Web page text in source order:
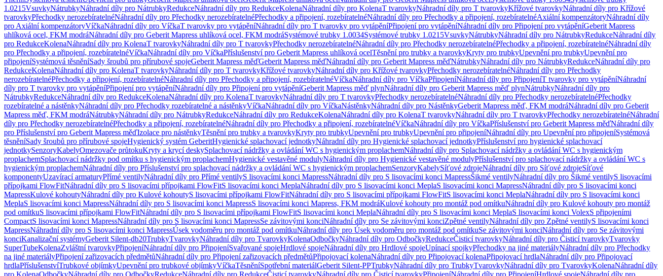
1.0215VsuvkyNátrubkyNáhradní díly pro NátrubkyRedukceNáhradní díly pro RedukceKolenaNáhradní díly pro KolenaT tvarovkyNáhradní díly pro T tvarovkyKřížové tvarovkyNáhradní díly pro Křížové
tvarovkyPřechodky nerozebíratelnéNáhradní díly pro Přechodky nerozebíratelnéPřechodky a připojení, rozebíratelnéNáhradní díly pro Přechodky a připojení, rozebíratelnéAxiální kompenzátoryNáhradní díly
pro Axiální kompenzátoryVíčkaNáhradní díly pro VíčkaT tvarovky pro vytápěníNáhradní díly pro T tvarovky pro vytápěníPřipojení pro vytápěníNáhradní díly pro Připojení pro vytápěníGeberit Mapress
uhlíková ocel, FKM modráNáhradní díly pro Geberit Mapress uhlíková ocel, FKM modráSystémové trubky 1.0034Systémové trubky 1.0215VsuvkyNátrubkyNáhradní díly pro NátrubkyRedukceNáhradní díly
pro RedukceKolenaNáhradní díly pro KolenaT tvarovkyNáhradní díly pro T tvarovkyPřechodky nerozebíratelnéNáhradní díly pro Přechodky nerozebíratelnéPřechodky a připojení, rozebíratelnéNáhradní díly
pro Přechodky a připojení, rozebíratelnéVíčkaNáhradní díly pro VíčkaPříslušenství pro Geberit Mapress uhlíková ocelTěsnění pro trubky a tvarovkyKryty pro trubkyUpevnění pro trubkyUpevnění pro
připojeníSystémová těsněníSady šroubů pro přírubové spojeGeberit Mapress měďGeberit Mapress měďNáhradní díly pro Geberit Mapress měďNátrubkyNáhradní díly pro NátrubkyRedukceNáhradní díly pro
RedukceKolenaNáhradní díly pro KolenaT tvarovkyNáhradní díly pro T tvarovkyKřížové tvarovkyNáhradní díly pro Křížové tvarovkyPřechodky nerozebíratelnéNáhradní díly pro Přechodky
nerozebíratelnéPřechodky a připojení, rozebíratelnéNáhradní díly pro Přechodky a připojení, rozebíratelnéVíčkaNáhradní díly pro VíčkaPřipojeníNáhradní díly pro PřipojeníT tvarovky pro vytápěníNáhradní
díly pro T tvarovky pro vytápěníPřipojení pro vytápěníNáhradní díly pro Připojení pro vytápěníGeberit Mapress měď plynNáhradní díly pro Geberit Mapress měď plynNátrubkyNáhradní díly pro
NátrubkyRedukceNáhradní díly pro RedukceKolenaNáhradní díly pro KolenaT tvarovkyNáhradní díly pro T tvarovkyPřechodky nerozebíratelnéNáhradní díly pro Přechodky nerozebíratelnéPřechodky
rozebíratelné a nástěnkyNáhradní díly pro Přechodky rozebíratelné a nástěnkyVíčkaNáhradní díly pro VíčkaNástěnkyNáhradní díly pro NástěnkyGeberit Mapress měď, FKM modráNáhradní díly pro Geberit
Mapress měď, FKM modráNátrubkyNáhradní díly pro NátrubkyRedukceNáhradní díly pro RedukceKolenaNáhradní díly pro KolenaT tvarovkyNáhradní díly pro T tvarovkyPřechodky nerozebíratelnéNáhradní
díly pro Přechodky nerozebíratelnéPřechodky a připojení, rozebíratelnéNáhradní díly pro Přechodky a připojení, rozebíratelnéVíčkaNáhradní díly pro VíčkaPříslušenství pro Geberit Mapress měďNáhradní díly
pro Příslušenství pro Geberit Mapress měďIzolace pro nástěnkyTěsnění pro trubky a tvarovkyKryty pro trubkyUpevnění pro trubkyUpevnění pro připojeníNáhradní díly pro Upevnění pro připojeníSystémová
těsněníSady šroubů pro přírubové spojeHygienický systém GeberitHygienické splachovací jednotkyNáhradní díly pro Hygienické splachovací jednotkyPříslušenství pro hygienické splachovací
jednotkySenzoryKabelyOmezovače průtokuKryty a krycí deskySplachovací nádržky a ovládání WC s hygienickým proplachemNáhradní díly pro Splachovací nádržky a ovládání WC s hygienickým
proplachemSplachovací nádržky pod omítku s hygienickým proplachemHygienické vestavěné modulyNáhradní díly pro Hygienické vestavěné modulyPříslušenství pro splachovací nádržky a ovládání WC s
hygienickým proplachemNáhradní díly pro Příslušenství pro splachovací nádržky a ovládání WC s hygienickým proplachemSenzoryKabelySíťové zdrojeNáhradní díly pro Síťové zdrojeSíťové
komponentyUzavírací armaturyPřímé ventilyNáhradní díly pro Přímé ventilyS lisovacími konci MapressNáhradní díly pro S lisovacími konci MapressŠikmé ventilyNáhradní díly pro Šikmé ventilyS lisovacími
přípojkami FlowFitNáhradní díly pro S lisovacími přípojkami FlowFitS lisovacími konci MeplaNáhradní díly pro S lisovacími konci MeplaS lisovacími konci MapressNáhradní díly pro S lisovacími konci
MapressKulové kohoutyNáhradní díly pro Kulové kohoutyS lisovacími přípojkami FlowFitNáhradní díly pro S lisovacími přípojkami FlowFitS lisovacími konci MeplaNáhradní díly pro S lisovacími konci
MeplaS lisovacími konci MapressNáhradní díly pro S lisovacími konci MapressS lisovacími konci Mapress, FKM modráKulové kohouty pro montáž pod omítkuNáhradní díly pro Kulové kohouty pro montáž
pod omítkuS lisovacími přípojkami FlowFitNáhradní díly pro S lisovacími přípojkami FlowFitS lisovacími konci MeplaNáhradní díly pro S lisovacími konci MeplaS lisovacími konci VolexS připojeními
CompactS lisovacími konci MapressNáhradní díly pro S lisovacími konci MapressSe závitovými konciNáhradní díly pro Se závitovými konciZpětné ventilyNáhradní díly pro Zpětné ventilyS lisovacími konci
MapressNáhradní díly pro S lisovacími konci MapressÚsek vodoměru pro montáž pod omítkuNáhradní díly pro Úsek vodoměru pro montáž pod omítkuSe závitovými konciNáhradní díly pro Se závitovými
konciKanalizační systémyGeberit Silent-db20TrubkyTvarovkyNáhradní díly pro TvarovkyKolenaOdbočkyNáhradní díly pro OdbočkyRedukceČisticí tvarovkyNáhradní díly pro Čisticí tvarovkyTvarovky
SuperTubeKolenaZvláštní tvarovkyPřipojeníNáhradní díly pro PřipojeníSvařované spojeHrdlové spojeNáhradní díly pro Hrdlové spojeUpínací spojkyPřechodky na jiné materiályNáhradní díly pro Přechodky
na jiné materiályPřipojení zařizovacích předmětůNáhradní díly pro Připojení zařizovacích předmětůPřipojovací kolenaNáhradní díly pro Připojovací kolenaPřipojovací hrdlaNáhradní díly pro Připojovací
hrdlaPříslušenstvíTrubkové objímkyUpevnění pro trubkové objímkyVíčkaTěsněníSpotřební materiálGeberit Silent-PPTrubkyNáhradní díly pro TrubkyTvarovkyNáhradní díly pro TvarovkyKolenaNáhradní díly
pro KolenaOdbočkyNáhradní díly pro OdbočkyRedukceNáhradní díly pro RedukceČisticí tvarovkyNáhradní díly pro Čisticí tvarovkyPřipojeníNáhradní díly pro PřipojeníHrdlové spojeNáhradní díly pro